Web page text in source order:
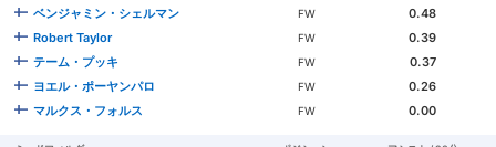
ベンジャミン・シェルマン
FW
0.48
Robert Taylor
FW
0.39
テーム・プッキ
FW
0.37
ヨエル・ポーヤンパロ
FW
0.26
マルクス・フォルス
FW 0.00